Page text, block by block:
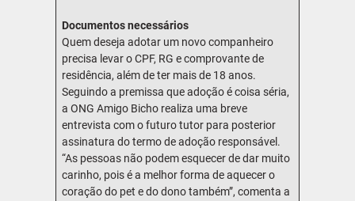
Documentos necessários
Quem deseja adotar um novo companheiro
precisa levar o CPF, RG e comprovante de
residência, além de ter mais de 18 anos.
Seguindo a premissa que adoção é coisa séria,
a ONG Amigo Bicho realiza uma breve
entrevista com o futuro tutor para posterior
assinatura do termo de adoção responsável.
“As pessoas não podem esquecer de dar muito
carinho, pois é a melhor forma de aquecer o
coração do pet e do dono também”, comenta a